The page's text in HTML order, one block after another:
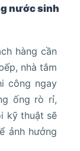
nước sinh
hàng cần
nhà tắm
công ngay
ống rò rỉ,
kỹ thuật sẽ
ảnh hưởng